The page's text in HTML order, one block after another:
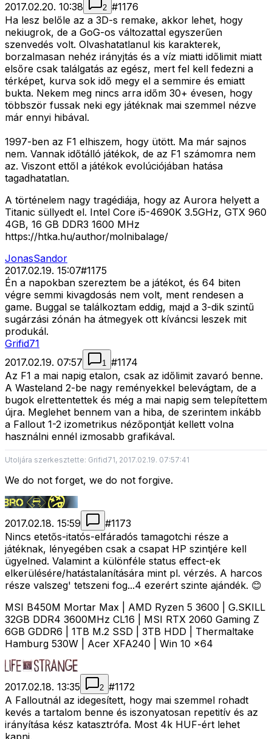
2017.02.20. 10:38 2 #1176
Ha lesz belőle az a 3D-s remake, akkor lehet, hogy
nekiugrok, de a GoG-os változattal egyszerűen
szenvedés volt. Olvashatatlanul kis karakterek,
borzalmasan nehéz irányjtás és a víz miatti időlimit miatt
elsőre csak találgatás az egész, mert fel kell fedezni a
térképet, kurva sok idő megy el a semmire és emiatt
bukta. Nekem meg nincs arra időm 30+ évesen, hogy
többször fussak neki egy játéknak mai szemmel nézve
már ennyi hibával.
1997-ben az F1 elhiszem, hogy ütött. Ma már sajnos
nem. Vannak időtálló játékok, de az F1 számomra nem
az. Viszont ettől a játékok evolúciójában hatása
tagadhatatlan.
A történelem nagy tragédiája, hogy az Aurora helyett a
Titanic süllyedt el. Intel Core i5-4690K 3.5GHz, GTX 960
4GB, 16 GB DDR3 1600 MHz
https://htka.hu/author/molnibalage/
JonasSandor
2017.02.19. 15:07#1175
Én a napokban szereztem be a játékot, és 64 biten
végre semmi kivagdosás nem volt, ment rendesen a
game. Buggal se találkoztam eddig, majd a 3-dik szintű
sugárzási zónán ha átmegyek ott kíváncsi leszek mit
produkál.
Grifid71
2017.02.19. 07:57
1 #1174
Az F1 a mai napig etalon, csak az időlimit zavaró benne.
A Wasteland 2-be nagy reményekkel belevágtam, de a
bugok elrettentettek és még a mai napig sem telepítettem
újra. Meglehet bennem van a hiba, de szerintem inkább
a Fallout 1-2 izometrikus nézőpontját kellett volna
használni ennél izmosabb grafikával.
Utoljára szerkesztette: Grifid71, 2017.02.19. 07:57:41
We do not forget, we do not forgive.
2017.02.18. 15:59 #1173
Nincs etetős-itatós-elfáradós tamagotchi része a
játéknak, lényegében csak a csapat HP szintjére kell
ügyelned. Valamint a különféle status effect-ek
elkerülésére/hatástalanítására mint pl. vérzés. A harcos
része valszeg' tetszeni fog...4 ezerért szinte ajándék. 😊
MSI B450M Mortar Max | AMD Ryzen 5 3600 | G.SKILL
32GB DDR4 3600MHz CL16 | MSI RTX 2060 Gaming Z
6GB GDDR6 | 1TB M.2 SSD | 3TB HDD | Thermaltake
Hamburg 530W | Acer XFA240 | Win 10 x64
2017.02.18. 13:35 2 #1172
A Falloutnál az idegesített, hogy mai szemmel rohadt
kevés a tartalom benne és iszonyatosan repetitív és az
irányítása kész katasztrófa. Most 4k HUF-ért lehet